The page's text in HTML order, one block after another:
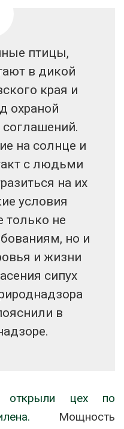
птицы,
в дикой
края и
охраной
на солнце и
с людьми
на их
условия
только не
но и
и жизни
сипух
в
открыли цех по
Мощность